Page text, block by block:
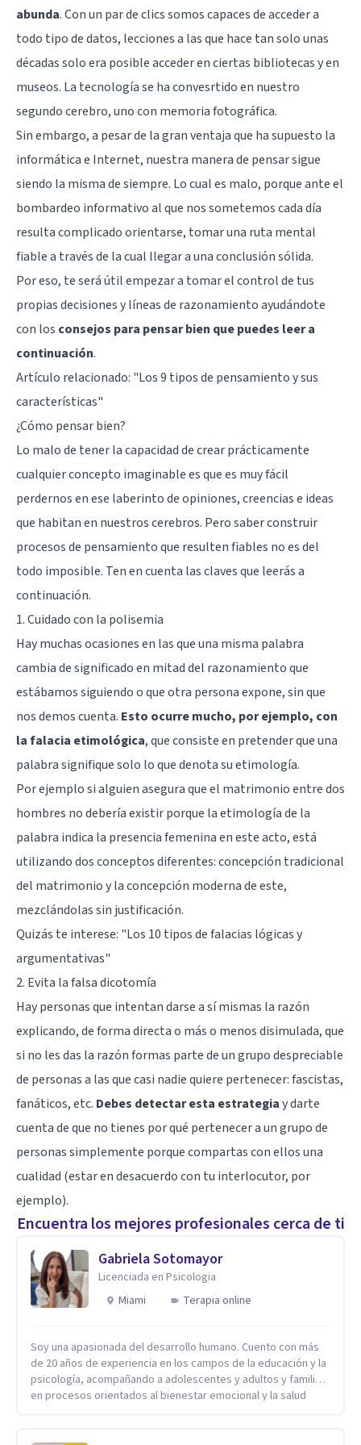
abunda. Con un par de clics somos capaces de acceder a
todo tipo de datos, lecciones a las que hace tan solo unas
décadas solo era posible acceder en ciertas bibliotecas y en
museos. La tecnología se ha convesrtido en nuestro
segundo cerebro, uno con memoria fotográfica.
Sin embargo, a pesar de la gran ventaja que ha supuesto la
informática e Internet, nuestra manera de pensar sigue
siendo la misma de siempre. Lo cual es malo, porque ante el
bombardeo informativo al que nos sometemos cada día
resulta complicado orientarse, tomar una ruta mental
fiable a través de la cual llegar a una conclusión sólida.
Por eso, te será útil empezar a tomar el control de tus
propias decisiones y líneas de razonamiento ayudándote
con los consejos para pensar bien que puedes leer a
continuación.
Artículo relacionado: "Los 9 tipos de pensamiento y sus
características"
¿Cómo pensar bien?
Lo malo de tener la capacidad de crear prácticamente
cualquier concepto imaginable es que es muy fácil
perdernos en ese laberinto de opiniones, creencias e ideas
que habitan en nuestros cerebros. Pero saber construir
procesos de pensamiento que resulten fiables no es del
todo imposible. Ten en cuenta las claves que leerás a
continuación.
1. Cuidado con la polisemia
Hay muchas ocasiones en las que una misma palabra
cambia de significado en mitad del razonamiento que
estábamos siguiendo o que otra persona expone, sin que
nos demos cuenta. Esto ocurre mucho, por ejemplo, con
la falacia etimológica, que consiste en pretender que una
palabra signifique solo lo que denota su etimología.
Por ejemplo si alguien asegura que el matrimonio entre dos
hombres no debería existir porque la etimología de la
palabra indica la presencia femenina en este acto, está
utilizando dos conceptos diferentes: concepción tradicional
del matrimonio y la concepción moderna de este,
mezclándolas sin justificación.
Quizás te interese: "Los 10 tipos de falacias lógicas y
argumentativas"
2. Evita la falsa dicotomía
Hay personas que intentan darse a sí mismas la razón
explicando, de forma directa o más o menos disimulada, que
si no les das la razón formas parte de un grupo despreciable
de personas a las que casi nadie quiere pertenecer: fascistas,
fanáticos, etc. Debes detectar esta estrategiay darte
cuenta de que no tienes por qué pertenecer a un grupo de
personas simplemente porque compartas con ellos una
cualidad (estar en desacuerdo con tu interlocutor, por
ejemplo).
Encuentra los mejores profesionales cerca de ti
Gabriela Sotomayor
Licenciada en Psicologia
Miami
Terapia online
Soy una apasionada del desarrollo humano. Cuento con más
de 20 años de experiencia en los campos de la educación y la
psicología, acompañando a adolescentes y adultos y familias
en procesos orientados al bienestar emocional y la salud